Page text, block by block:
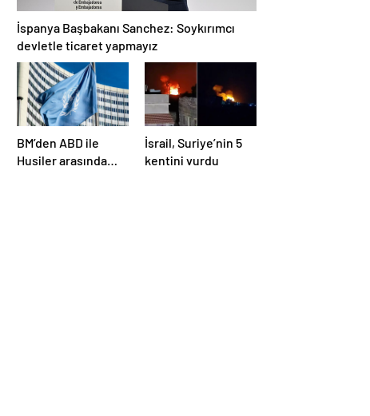
İspanya Başbakanı Sanchez: Soykırımcı
devletle ticaret yapmayız
BM’den ABD ile
Husiler arasında
İsrail, Suriye’nin 5
kentini vurdu